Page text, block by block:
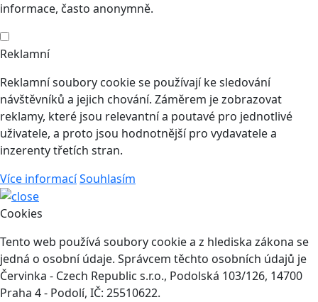
informace, často anonymně.
Reklamní
Reklamní soubory cookie se používají ke sledování
návštěvníků a jejich chování. Záměrem je zobrazovat
reklamy, které jsou relevantní a poutavé pro jednotlivé
uživatele, a proto jsou hodnotnější pro vydavatele a
inzerenty třetích stran.
Více informacíSouhlasím
Cookies
Tento web používá soubory cookie a z hlediska zákona se
jedná o osobní údaje. Správcem těchto osobních údajů je
Červinka - Czech Republic s.r.o., Podolská 103/126, 14700
Praha 4 - Podolí, IČ: 25510622.